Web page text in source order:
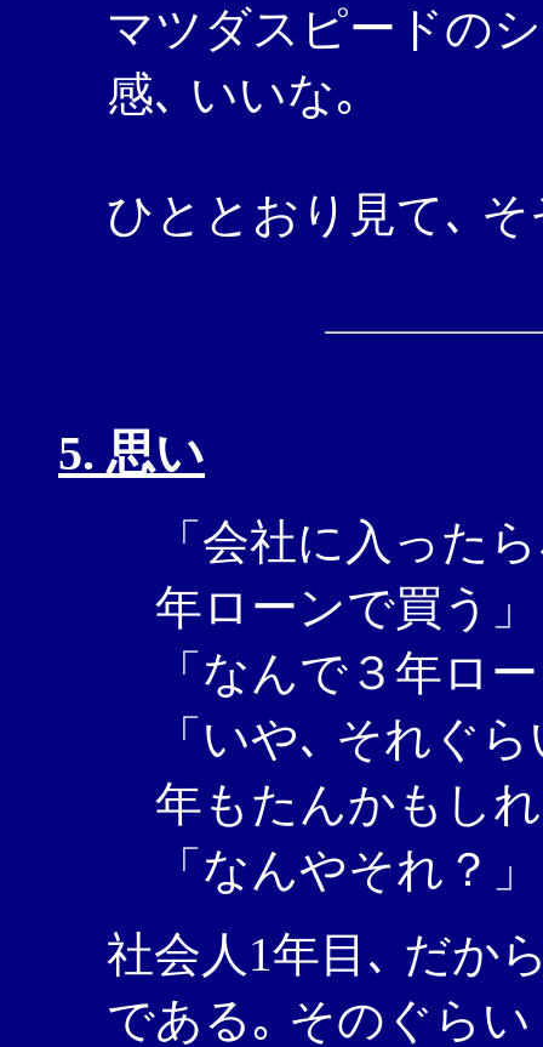
マツダスピードの
感､ いいな｡
ひととおり見て､
5. 思い
「会社に入った
年ローンで買う」
「なんで３年ロ
「いや､ それぐ
年もたんかもし
「なんやそれ？」
社会人1年目､ だか
である｡ そのぐら